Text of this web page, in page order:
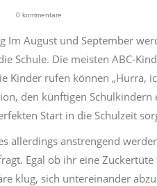
0 kommentare
Im August und September
Schule. Die meisten ABC-
Kinder rufen können „Hurra,
den künftigen
Start in die Schulzeit
allerdings anstrengend
Egal ob ihr eine
klug, sich untereinander